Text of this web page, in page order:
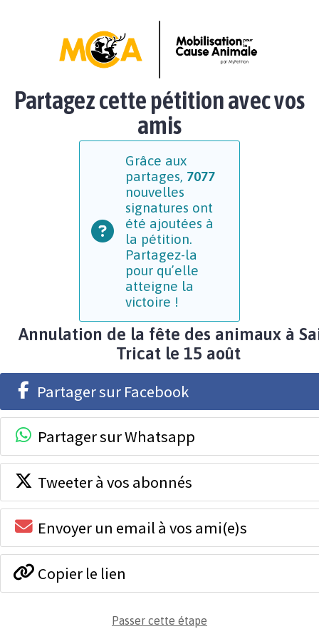
Partagez cette pétition avec vos
amis
Grâce aux
partages, 7077
nouvelles
signatures ont
été ajoutées à
la pétition.
Partagez-la
pour qu’elle
atteigne la
victoire !
Annulation de la fête des animaux à
Tricat le 15 août
Partager sur Facebook
Partager sur Whatsapp
Tweeter à vos abonnés
Envoyer un email à vos ami(e)s
Copier le lien
Passer cette étape